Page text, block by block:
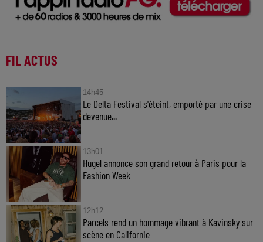
FIL ACTUS
14h45
Le Delta Festival s'éteint, emporté par une crise
devenue...
13h01
Hugel annonce son grand retour à Paris pour la
Fashion Week
12h12
Parcels rend un hommage vibrant à Kavinsky sur
scène en Californie